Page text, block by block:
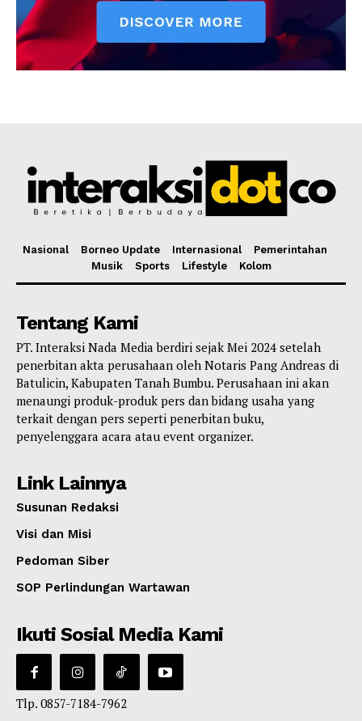
Nasional Borneo Update Internasional
Pemerintahan
Musik
Sports Lifestyle Kolom
Tentang Kami
PT. Interaksi Nada Media berdiri sejak Mei 2024 setelah
penerbitan akta perusahaan oleh Notaris Pang Andreas di
Batulicin, Kabupaten Tanah Bumbu. Perusahaan ini akan
menaungi produk-produk pers dan bidang usaha yang
terkait dengan pers seperti penerbitan buku,
penyelenggara acara atau event organizer.
Link Lainnya
Susunan Redaksi
Visi dan Misi
Pedoman Siber
SOP Perlindungan Wartawan
Ikuti Sosial Media Kami
Tlp. 0857-7184-7962